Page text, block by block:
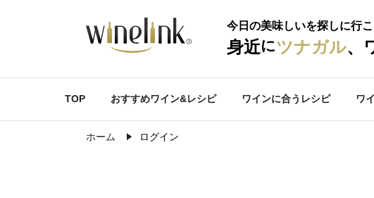
今日の美味しいを探しに行こ
身近にツナガル、
TOP おすすめワイン&レシピ ワインに合うレシピ ワ
ホーム ログイン